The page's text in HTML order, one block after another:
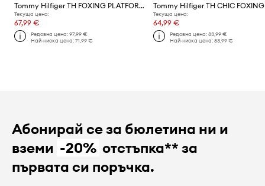
Tommy Hilfiger TH FOXING PLATFORM ROPE ниски кецове дамски
Текуща цена:
67,99 €
Редовна цена:97,99 €
Най-ниска цена:71,99 €
Текуща цена:
64,99 €
Редовна цена: 83,99 €
Най-ниска цена: 83,99 €
Абонирай се за бюлетина ни и
вземи -20% отстъпка** за
първата си поръчка.